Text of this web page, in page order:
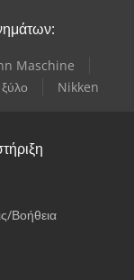
Maschine
Nikken
Βοήθεια